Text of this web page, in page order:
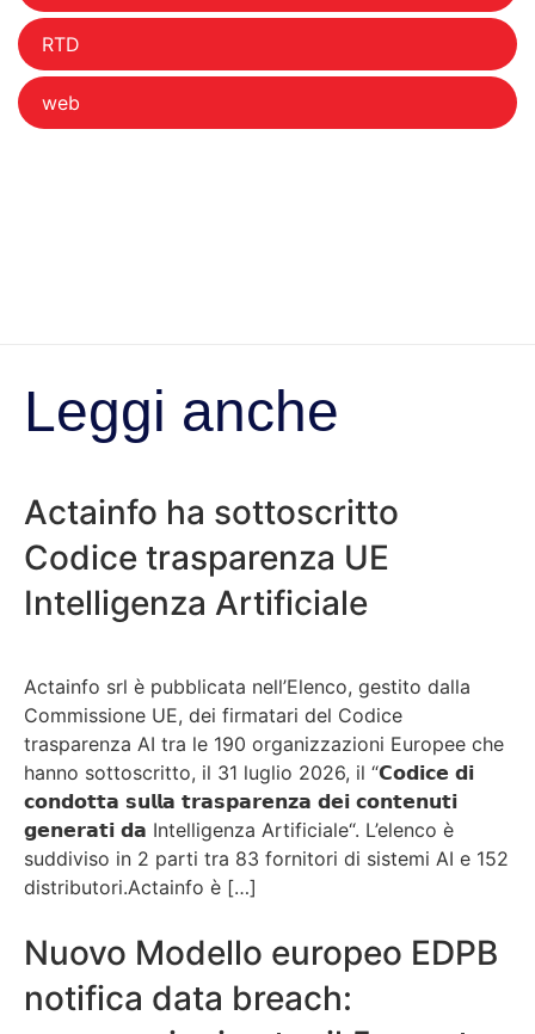
RTD
web
Leggi anche
Actainfo ha sottoscritto
Codice trasparenza UE
Intelligenza Artificiale
Actainfo srl è pubblicata nell’Elenco, gestito dalla
Commissione UE, dei firmatari del Codice
trasparenza AI tra le 190 organizzazioni Europee che
hanno sottoscritto, il 31 luglio 2026, il “𝗖𝗼𝗱𝗶𝗰𝗲 𝗱𝗶
𝗰𝗼𝗻𝗱𝗼𝘁𝘁𝗮 𝘀𝘂𝗹𝗹𝗮 𝘁𝗿𝗮𝘀𝗽𝗮𝗿𝗲𝗻𝘇𝗮 𝗱𝗲𝗶 𝗰𝗼𝗻𝘁𝗲𝗻𝘂𝘁𝗶
𝗴𝗲𝗻𝗲𝗿𝗮𝘁𝗶 𝗱𝗮 Intelligenza Artificiale“. L’elenco è
suddiviso in 2 parti tra 83 fornitori di sistemi AI e 152
distributori.Actainfo è […]
Nuovo Modello europeo EDPB
notifica data breach: